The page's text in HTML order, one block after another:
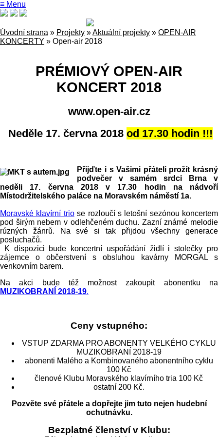
≡ Menu
Úvodní strana » Projekty »Aktuální projekty » OPEN-AIR
KONCERTY » Open-air 2018
PRÉMIOVÝ OPEN-AIR
KONCERT 2018
www.open-air.cz
Neděle 17. června 2018 od 17.30 hodin !!!
Přijďte i s Vašimi přáteli prožít krásný
podvečer v samém srdci Brna v
neděli 17. června 2018 v 17.30 hodin na nádvoří
Místodržitelského paláce na Moravském náměstí 1a.
Moravské klavírní triose rozloučí s letošní sezónou koncertem
pod širým nebem v odlehčeném duchu. Zazní známé melodie
rúzných žánrů. Na své si tak přijdou všechny generace
posluchačů.
K dispozici bude koncertní uspořádání židlí i stolečky pro
zájemce o občerstvení s obsluhou kavárny MORGAL s
venkovním barem.
Na akci bude též možnost zakoupit abonentku na
MUZIKOBRANÍ 2018-19.
Ceny vstupného:
VSTUP ZDARMA PRO ABONENTY VELKÉHO CYKLU
MUZIKOBRANÍ 2018-19
abonenti Malého a Kombinovaného abonentního cyklu
100 Kč
členové Klubu Moravského klavírního tria 100 Kč
ostatní 200 Kč.
Pozvěte své přátele a dopřejte jim tuto nejen hudební
ochutnávku.
Bezplatné členství v Klubu: